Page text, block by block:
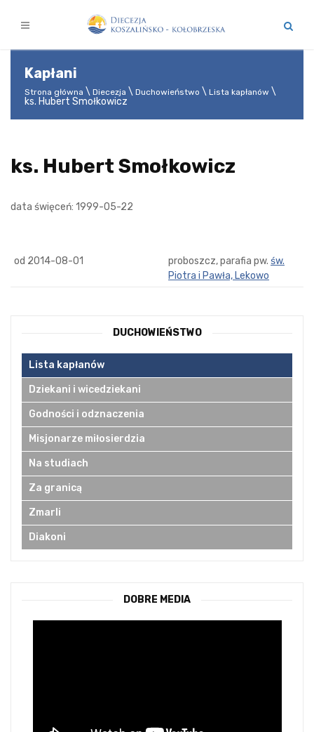
Kapłani
Strona główna Diecezja Duchowieństwo Lista kapłanów
ks. Hubert Smołkowicz
ks. Hubert Smołkowicz
data święceń: 1999-05-22
od 2014-08-01 proboszcz, parafia pw. św.
Piotra i Pawła, Lekowo
DUCHOWIEŃSTWO
Lista kapłanów
Dziekani i wicedziekani
Godności i odznaczenia
Misjonarze miłosierdzia
Na studiach
Za granicą
Zmarli
Diakoni
DOBRE MEDIA